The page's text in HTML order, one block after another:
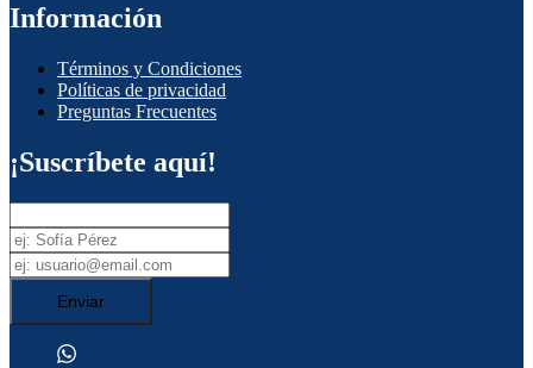
Información
Términos y Condiciones
Políticas de privacidad
Preguntas Frecuentes
¡Suscríbete aquí!
Enviar